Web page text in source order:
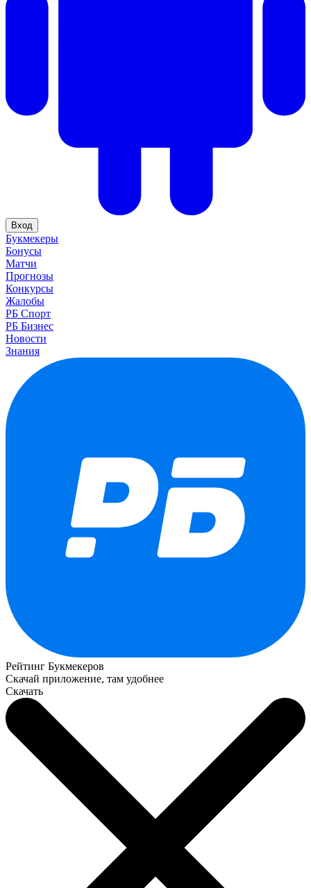
Вход
Букмекеры
Бонусы
Матчи
Прогнозы
Конкурсы
Жалобы
РБ Спорт
РБ Бизнес
Новости
Знания
Рейтинг Букмекеров
Скачай приложение, там удобнее
Скачать